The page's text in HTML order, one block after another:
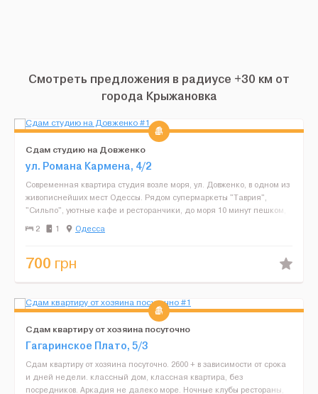
Смотреть предложения в радиусе +30 км от
города Крыжановка
Сдам студию на Довженко
ул. Романа Кармена, 4/2
Современная квартира студия возле моря, ул. Довженко, в одном из
живописнейших мест Одессы. Рядом супермаркеты "Таврия",
"Сильпо", уютные кафе и ресторанчики, до моря 10 минут пешком,
клиника Филатова, хорошая транспортная развязк...
2 1 Одесса
700 грн
Сдам квартиру от хозяина посуточно
Гагаринское Плато, 5/3
Сдам квартиру от хозяина посуточно. 2600 + в зависимости от срока
и дней недели. классный дом, классная квартира, без
посредников. Аркадия не далеко море. Ночные клубы рестораны,